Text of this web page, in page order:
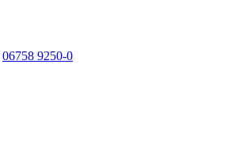
06758 9250-0